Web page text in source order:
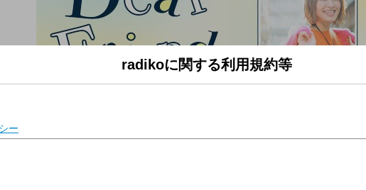
radikoに関する利用規約等